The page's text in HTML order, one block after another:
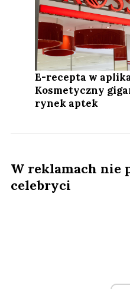
E-recepta w
Kosmetyczny
rynek aptek
W reklamach nie
celebryci